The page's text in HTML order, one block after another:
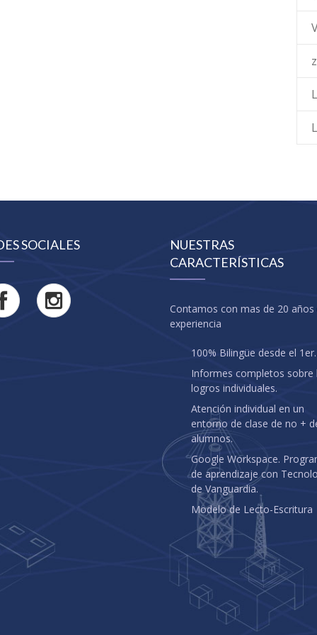
SOCIALES
NUESTRAS
CARACTERÍSTICAS
Contamos con mas de 20 años
experiencia
100% Bilingüe desde el
Informes completos sobre
logros individuales.
Atención individual en un
entorno de clase de no +
alumnos.
Google Workspace.
de aprendizaje con
de Vanguardia.
Modelo de Lecto-Escritura